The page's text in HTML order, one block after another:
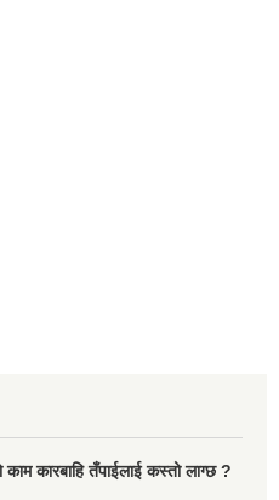
काम कारबाहि तँपाईलाई कस्तो लाग्छ ?